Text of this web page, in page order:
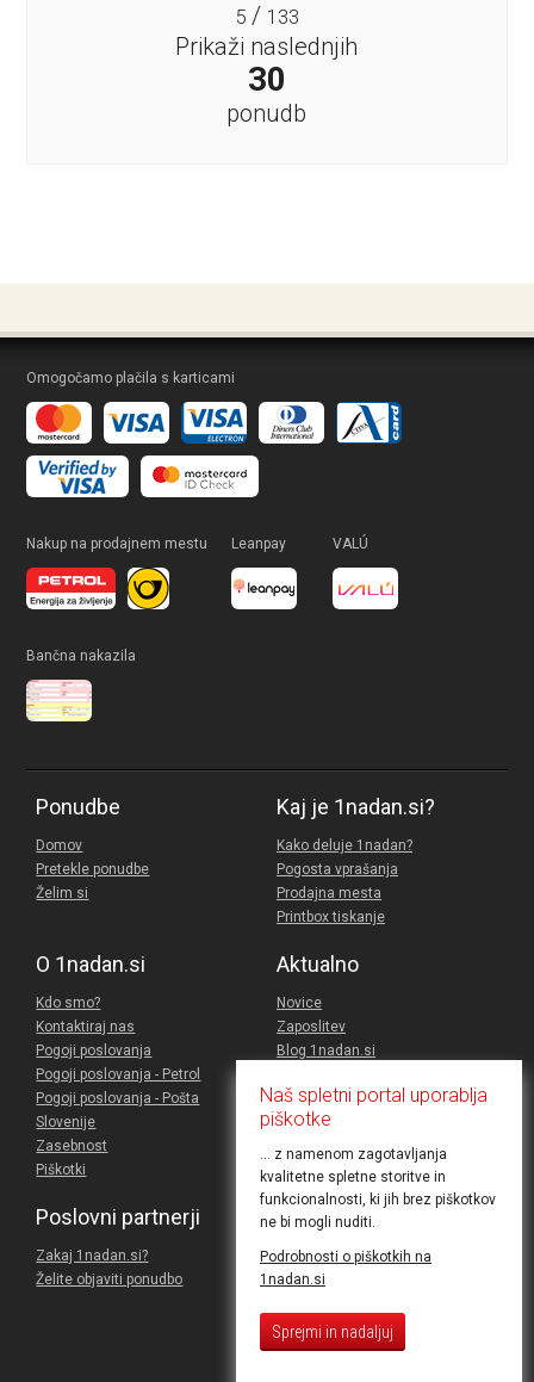
5/ 133
Prikaži naslednjih
30
ponudb
Omogočamo plačila s karticami
Nakup na prodajnem mestu Leanpay VALÚ
Bančna nakazila
Ponudbe
Domov
Pretekle ponudbe
Želim si
Kaj je 1nadan.si?
Kako deluje 1nadan?
Pogosta vprašanja
Prodajna mesta
Printbox tiskanje
O 1nadan.si
Kdo smo?
Kontaktiraj nas
Pogoji poslovanja
Pogoji poslovanja - Petrol
Pogoji poslovanja - Pošta
Slovenije
Zasebnost
Piškotki
Aktualno
Novice
Zaposlitev
Blog 1nadan.si
Povabi prijatelja
Mastercard® akcije
Poslovni partnerji
Zakaj 1nadan.si?
Želite objaviti ponudbo
Rubrike
Potovanja
Hrana in pijača
Šport in prosti čas
Izdelki
Naš spletni portal uporablja
piškotke
... z namenom zagotavljanja
kvalitetne spletne storitve in
funkcionalnosti, ki jih brez piškotkov
ne bi mogli nuditi.
Podrobnosti o piškotkih na
1nadan.si
Sprejmi in nadaljuj